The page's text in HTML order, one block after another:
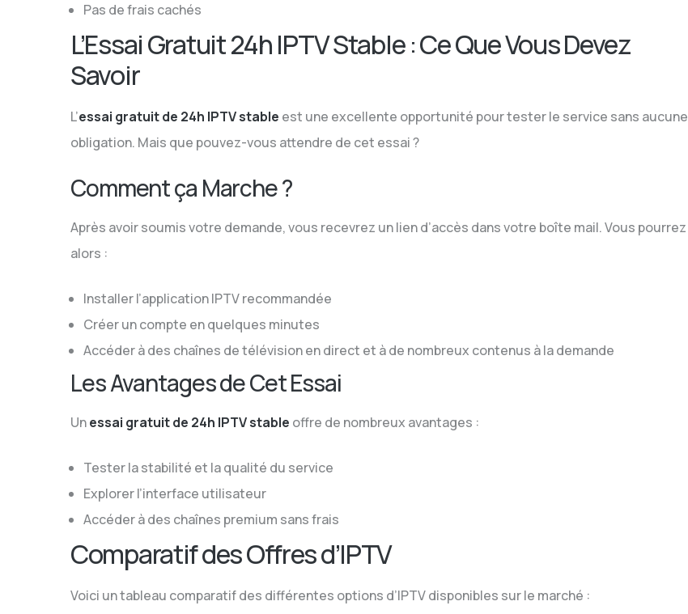
Pas de frais cachés
L’Essai Gratuit 24h IPTV Stable : Ce Que Vous Devez
Savoir
L’essai gratuit de 24h IPTV stable est une excellente opportunité pour tester le service sans aucune
obligation. Mais que pouvez-vous attendre de cet essai ?
Comment ça Marche ?
Après avoir soumis votre demande, vous recevrez un lien d’accès dans votre boîte mail. Vous pourrez
alors :
Installer l’application IPTV recommandée
Créer un compte en quelques minutes
Accéder à des chaînes de télévision en direct et à de nombreux contenus à la demande
Les Avantages de Cet Essai
Unessai gratuit de 24h IPTV stable offre de nombreux avantages :
Tester la stabilité et la qualité du service
Explorer l’interface utilisateur
Accéder à des chaînes premium sans frais
Comparatif des Offres d’IPTV
Voici un tableau comparatif des différentes options d’IPTV disponibles sur le marché :